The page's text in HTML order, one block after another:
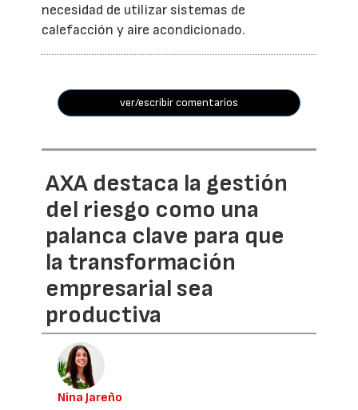
necesidad de utilizar sistemas de
calefacción y aire acondicionado.
ver/escribir comentarios
AXA destaca la gestión
del riesgo como una
palanca clave para que
la transformación
empresarial sea
productiva
Nina Jareño